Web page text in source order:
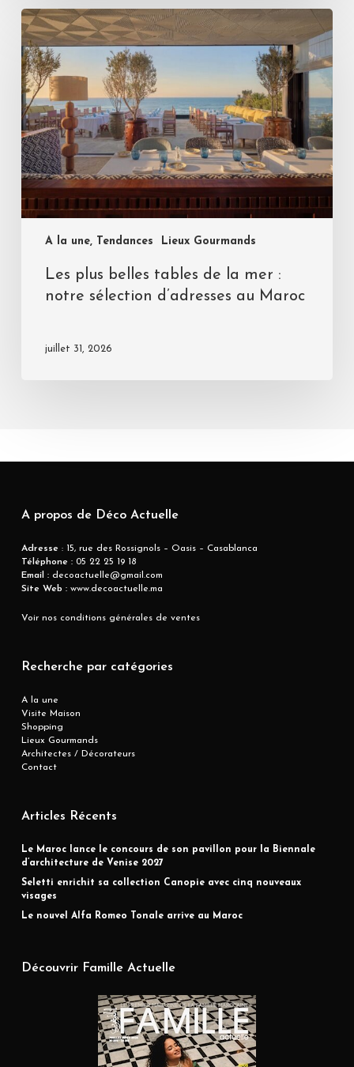
A la une, Tendances Lieux Gourmands
Les plus belles tables de la mer :
notre sélection d’adresses au Maroc
juillet 31, 2026
A propos de Déco Actuelle
Adresse : 15, rue des Rossignols – Oasis – Casablanca
Téléphone :05 22 25 19 18
Email :decoactuelle@gmail.com
Site Web :www.decoactuelle.ma
Voir nos conditions générales de ventes
Recherche par catégories
A la une
Visite Maison
Shopping
Lieux Gourmands
Architectes / Décorateurs
Contact
Articles Récents
Le Maroc lance le concours de son pavillon pour la Biennale
d’architecture de Venise 2027
Seletti enrichit sa collection Canopie avec cinq nouveaux
visages
Le nouvel Alfa Romeo Tonale arrive au Maroc
Découvrir Famille Actuelle